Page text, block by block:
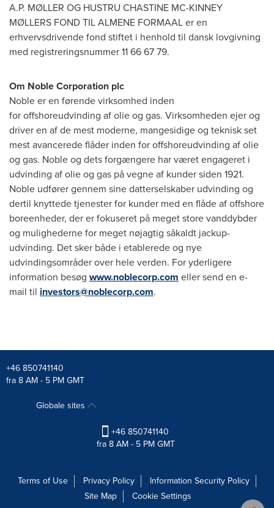
A.P. MØLLER OG HUSTRU CHASTINE MC-KINNEY
MØLLERS FOND TIL ALMENE FORMAAL er en
erhvervsdrivende fond stiftet i henhold til dansk lovgivning
med registreringsnummer 11 66 67 79.
Om Noble Corporation plc
Noble er en førende virksomhed inden
for offshoreudvinding af olie og gas. Virksomheden ejer og
driver en af de mest moderne, mangesidige og teknisk set
mest avancerede flåder inden for offshoreudvinding af olie
og gas. Noble og dets forgængere har været engageret i
udvinding af olie og gas på vegne af kunder siden 1921.
Noble udfører gennem sine datterselskaber udvinding og
dertil knyttede tjenester for kunder med en flåde af offshore
boreenheder, der er fokuseret på meget store vanddybder
og mulighederne for meget nøjagtig såkaldt jackup-
udvinding. Det sker både i etablerede og nye
udvindingsområder over hele verden. For yderligere
information besøg www.noblecorp.com eller send en e-
mail til investors@noblecorp.com.
+46 850741140
fra 8 AM - 5 PM GMT
Globale sites
+46 850741140
fra 8 AM - 5 PM GMT
Terms of Use Privacy Policy
Information Security Policy
Site Map
Cookie Settings